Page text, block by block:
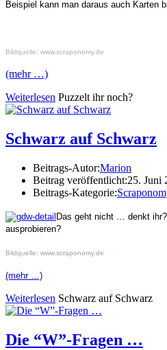
Beispiel kann man daraus auch Karten
Bildquelle: www.scraponomy.de
(mehr …)
Weiterlesen Puzzelt ihr noch?
Schwarz auf Schwarz
Beitrags-Autor:Marion
Beitrag veröffentlicht:25. Juni
Beitrags-Kategorie:
Das geht nicht … denkt
ausprobieren?
Bildquelle: www.scraponomy.de
(mehr …)
Weiterlesen Schwarz auf Schwarz
Die “W”-Fragen …